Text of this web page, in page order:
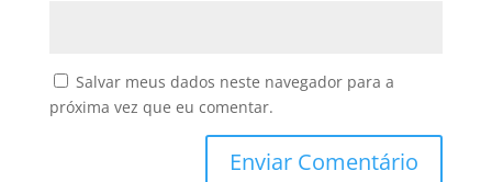
Salvar meus dados neste navegador para a
próxima vez que eu comentar.